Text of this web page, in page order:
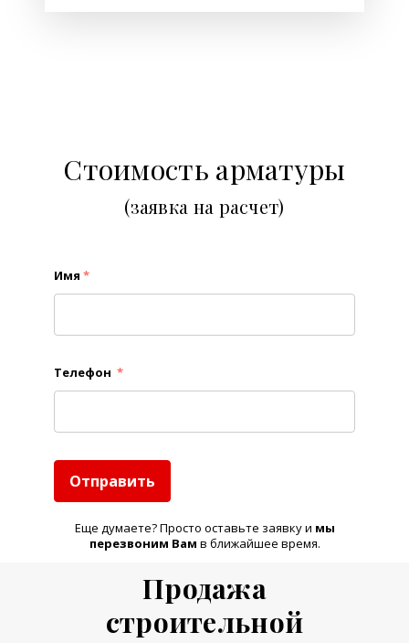
Стоимость арматуры
(заявка на расчет)
Имя *
Телефон *
Отправить
Еще думаете? Просто оставьте заявку и мы
перезвоним Вам в ближайшее время.
Продажа
строительной